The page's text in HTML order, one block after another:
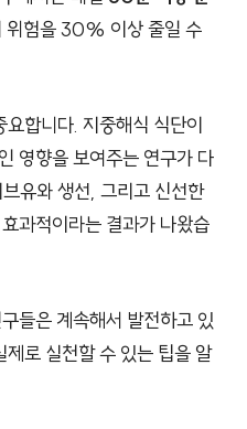
위험을 30% 이상 줄일 수
요합니다. 지중해식 식단이
영향을 보여주는 연구가 다
유와 생선, 그리고 신선한
과적이라는 결과가 나왔습
들은 계속해서 발전하고 있
로 실천할 수 있는 팁을 알